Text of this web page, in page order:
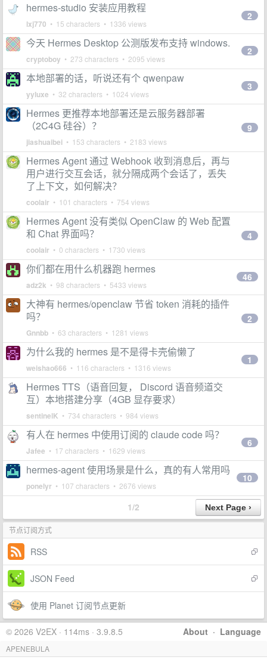
hermes-studio 安装应用教程
lxj770 • 15 characters • 1336 views
2
今天 Hermes Desktop 公测版发布支持 windows.
cryptoboy • 273 characters • 2095 views
2
本地部署的话，听说还有个 qwenpaw
yyluxe • 32 characters • 1024 views
3
Hermes 更推荐本地部署还是云服务器部署
（2C4G 硅谷）？
jiashuaibei • 153 characters • 2183 views
9
Hermes Agent 通过 Webhook 收到消息后，再与
用户进行交互会话，就分隔成两个会话了，丢失
了上下文，如何解决？
coolair • 101 characters • 754 views
Hermes Agent 没有类似 OpenClaw 的 Web 配置
和 Chat 界面吗？
coolair • 0 characters • 1730 views
4
你们都在用什么机器跑 hermes
adz2k • 98 characters • 5433 views
46
大神有 hermes/openclaw 节省 token 消耗的插件
吗？
Gnnbb • 63 characters • 1281 views
2
为什么我的 hermes 是不是得卡壳偷懒了
weishao666 • 116 characters • 1316 views
1
Hermes TTS（语音回复， Discord 语音频道交
互）本地搭建分享（4GB 显存要求）
sentinelK • 734 characters • 984 views
有人在 hermes 中使用订阅的 claude code 吗？
Jafee • 17 characters • 1629 views
6
hermes-agent 使用场景是什么，真的有人常用吗
ponelyr • 107 characters • 2676 views
10
1/2
节点订阅方式
RSS
JSON Feed
使用 Planet 订阅节点更新
About · Language
© 2026 V2EX · 114ms · 3.9.8.5
APENEBULA